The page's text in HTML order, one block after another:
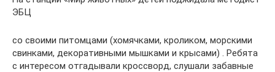
ЭБЦ
со своими питомцами (хомячками, кроликом, морскими
свинками, декоративными мышками и крысами) . Ребята
с интересом отгадывали кроссворд, слушали забавные